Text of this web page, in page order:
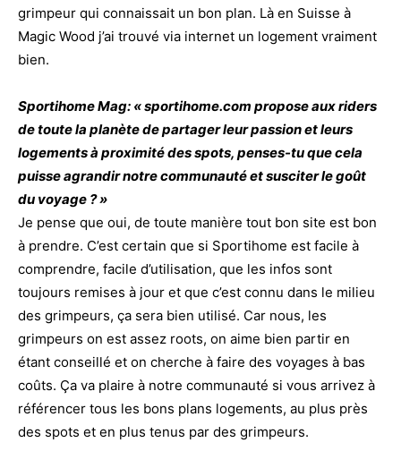
grimpeur qui connaissait un bon plan. Là en Suisse à
Magic Wood j’ai trouvé via internet un logement vraiment
bien.
Sportihome Mag: « sportihome.com propose aux riders
de toute la planète de partager leur passion et leurs
logements à proximité des spots, penses-tu que cela
puisse agrandir notre communauté et susciter le goût
du voyage ? »
Je pense que oui, de toute manière tout bon site est bon
à prendre. C’est certain que si Sportihome est facile à
comprendre, facile d’utilisation, que les infos sont
toujours remises à jour et que c’est connu dans le milieu
des grimpeurs, ça sera bien utilisé. Car nous, les
grimpeurs on est assez roots, on aime bien partir en
étant conseillé et on cherche à faire des voyages à bas
coûts. Ça va plaire à notre communauté si vous arrivez à
référencer tous les bons plans logements, au plus près
des spots et en plus tenus par des grimpeurs.